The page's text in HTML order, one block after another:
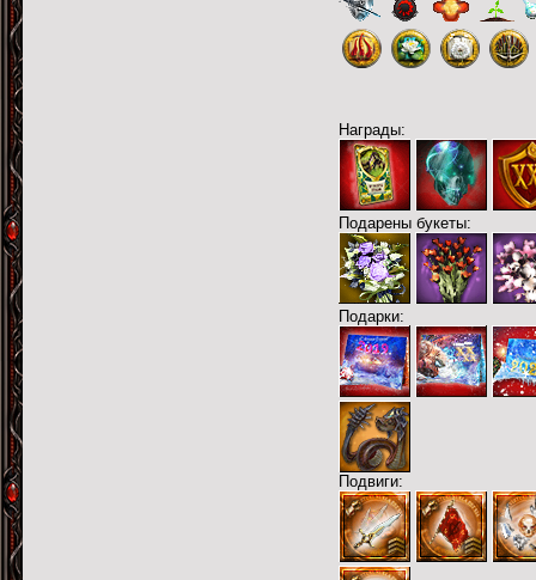
Награды:
Подарены букеты:
Подарки:
Подвиги: